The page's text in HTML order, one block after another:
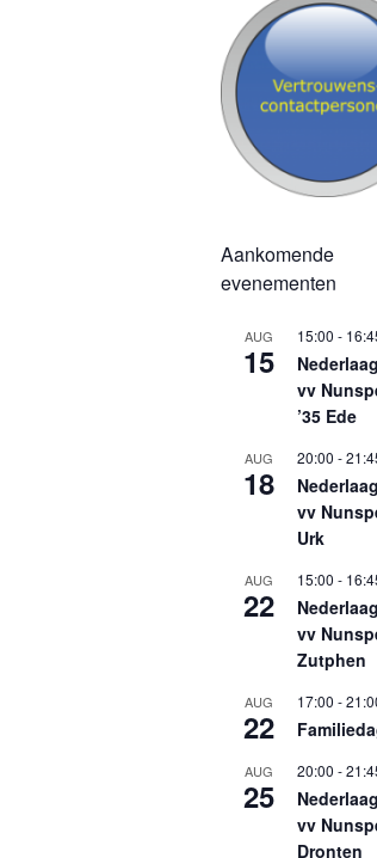
Aankomende
evenementen
AUG
15
15:00 -
vv
’35 Ede
AUG
18
20:00 -
vv
Urk
AUG
22
15:00 -
vv
Zutphen
AUG
22
17:00 -
AUG
25
20:00 -
vv
Dronten